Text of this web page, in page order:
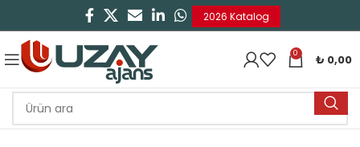
2026 Katalog
0 ₺ 0,00